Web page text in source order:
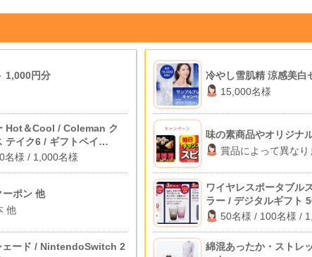
1,000円分
Hot＆Cool / Coleman ク
テイク6 / ギフトペイ
名様 / 1,000名様
ーポン 他
他
ェード / NintendoSwitch 2
冷やし雪肌精 涼感美白
15,000名様
味の素商品やオリジナ
賞品によって異なり
ワイヤレスポータブル
ラー / デジタルギフト
50名様 / 100名様 /
綿混あったか・ストレ